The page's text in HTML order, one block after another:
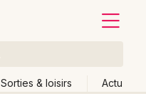
Sorties & loisirs Actu